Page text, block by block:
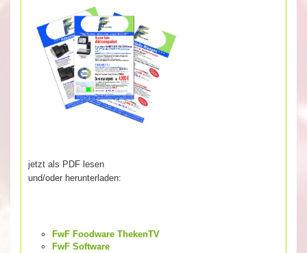
jetzt als PDF lesen
und/oder herunterladen:
FwF Foodware ThekenTV
FwF Software